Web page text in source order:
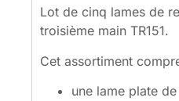
Lot de cinq lames de
troisième main TR151.
Cet assortiment
une lame plate